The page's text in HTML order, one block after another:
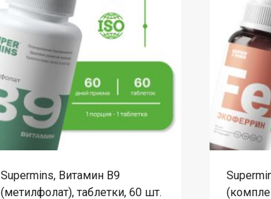
Supermins, Витамин B9
(метилфолат), таблетки, 60 шт.